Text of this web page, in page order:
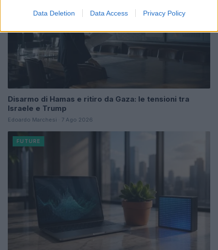
Data Deletion Data Access Privacy Policy
Disarmo di Hamas e ritiro da Gaza: le tensioni tra
Israele e Trump
Edoardo Marchesi · 7 Ago 2026
FUTURE